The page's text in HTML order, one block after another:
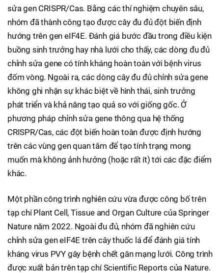
sửa gen CRISPR/Cas. Bằng các thí nghiệm chuyên sâu,
nhóm đã thành công tạo được cây đu đủ đột biến định
hướng trên gen eIF4E. Đánh giá bước đầu trong điều kiện
buồng sinh trưởng hay nhà lưới cho thấy, các dòng đu đủ
chỉnh sửa gene có tính kháng hoàn toàn với bệnh virus
đốm vòng. Ngoài ra, các dòng cây đu đủ chỉnh sửa gene
không ghi nhận sự khác biệt về hình thái, sinh trưởng
phát triển và khả năng tạo quả so với giống gốc. Ở
phương pháp chỉnh sửa gene thông qua hệ thống
CRISPR/Cas, các đột biến hoàn toàn được định hướng
trên các vùng gen quan tâm để tạo tính trạng mong
muốn mà không ảnh hưởng (hoặc rất ít) tới các đặc điểm
khác.
Một phần công trình nghiên cứu vừa được công bố trên
tạp chí Plant Cell, Tissue and Organ Culture của Springer
Nature năm 2022. Ngoài đu đủ, nhóm đã nghiên cứu
chỉnh sửa gen eIF4E trên cây thuốc lá để đánh giá tính
kháng virus PVY gây bệnh chết gân mạng lưới. Công trình
được xuất bản trên tạp chí Scientific Reports của Nature.